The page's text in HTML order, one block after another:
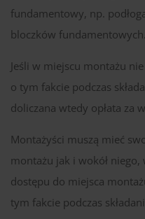
fundamentowy, np.
bloczków fundamentowych.
Jeśli w miejscu montażu
o tym fakcie podczas
doliczana wtedy opłata za
Montażyści muszą mieć
montażu jak i wokół
dostępu do miejsca
tym fakcie podczas